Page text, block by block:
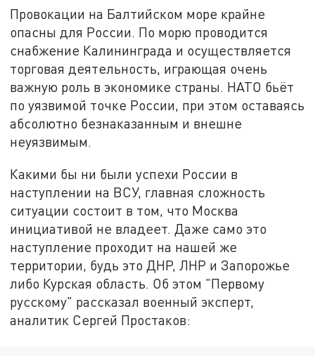
Провокации на Балтийском море крайне
опасны для России. По морю проводится
снабжение Калининграда и осуществляется
торговая деятельность, играющая очень
важную роль в экономике страны. НАТО бьёт
по уязвимой точке России, при этом оставаясь
абсолютно безнаказанным и внешне
неуязвимым.
Какими бы ни были успехи России в
наступлении на ВСУ, главная сложность
ситуации состоит в том, что Москва
инициативой не владеет. Даже само это
наступление проходит на нашей же
территории, будь это ДНР, ЛНР и Запорожье
либо Курская область. Об этом "Первому
русскому" рассказал военный эксперт,
аналитик Сергей Простаков: